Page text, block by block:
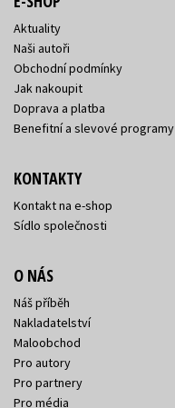
Aktuality
Naši autoři
Obchodní podmínky
Jak nakoupit
Doprava a platba
Benefitní a slevové programy
KONTAKTY
Kontakt na e-shop
Sídlo společnosti
O NÁS
Náš příběh
Nakladatelství
Maloobchod
Pro autory
Pro partnery
Pro média